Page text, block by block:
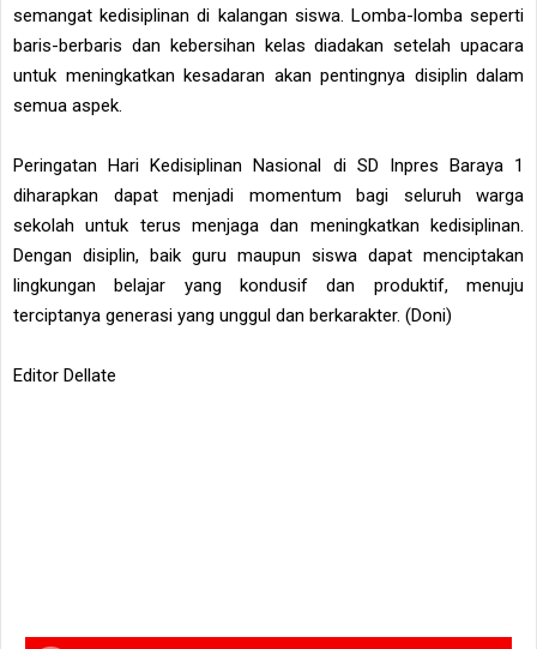
semangat kedisiplinan di kalangan siswa. Lomba-lomba seperti
baris-berbaris dan kebersihan kelas diadakan setelah upacara
untuk meningkatkan kesadaran akan pentingnya disiplin dalam
semua aspek.
Peringatan Hari Kedisiplinan Nasional di SD Inpres Baraya 1
diharapkan dapat menjadi momentum bagi seluruh warga
sekolah untuk terus menjaga dan meningkatkan kedisiplinan.
Dengan disiplin, baik guru maupun siswa dapat menciptakan
lingkungan belajar yang kondusif dan produktif, menuju
terciptanya generasi yang unggul dan berkarakter. (Doni)
Editor Dellate